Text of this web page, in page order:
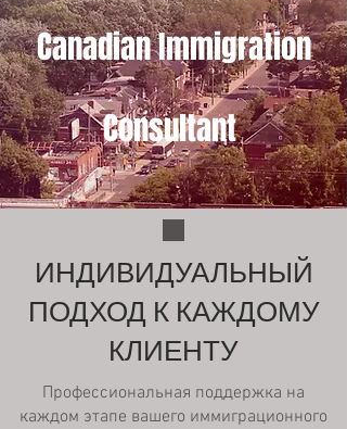
Canadian Immigration
Consultant
ИНДИВИДУАЛЬНЫЙ
ПОДХОД К КАЖДОМУ
КЛИЕНТУ
Профессиональная поддержка на
каждом этапе вашего иммиграционного